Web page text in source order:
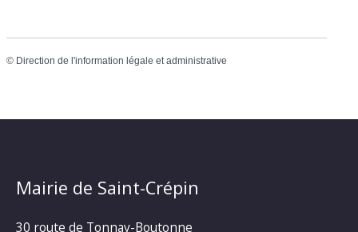
© Direction de l'information légale et administrative
Mairie de Saint-Crépin
30 route de Tonnay-Boutonne